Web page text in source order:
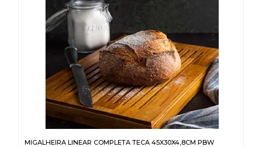
MIGALHEIRA LINEAR COMPLETA TECA 45X30X4,8CM PBW